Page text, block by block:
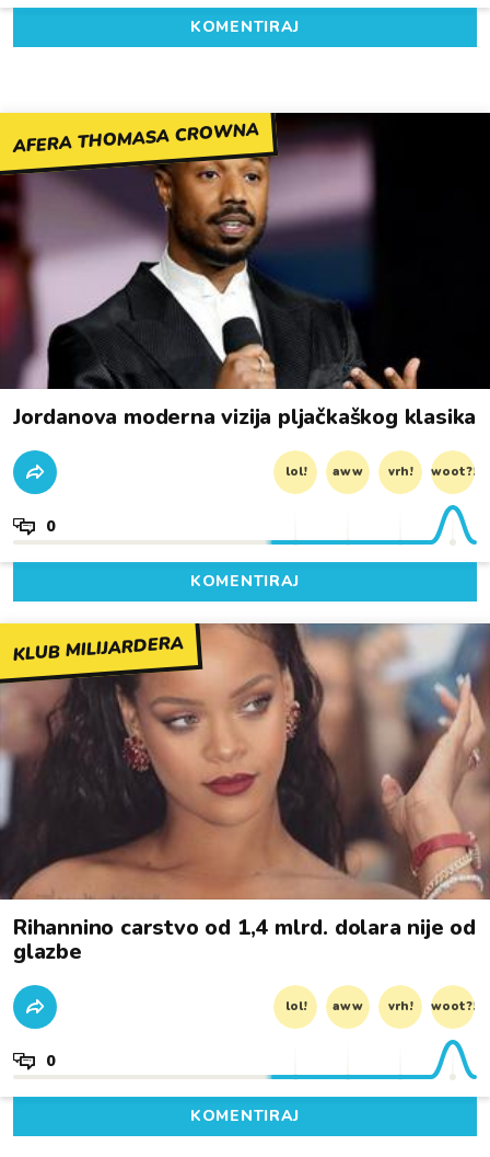
KOMENTIRAJ
AFERA THOMASA CROWNA
Jordanova moderna vizija pljačkaškog klasika
lol! aww vrh! woot?!
0
KOMENTIRAJ
KLUB MILIJARDERA
Rihannino carstvo od 1,4 mlrd. dolara nije od
glazbe
lol! aww vrh! woot?!
0
KOMENTIRAJ